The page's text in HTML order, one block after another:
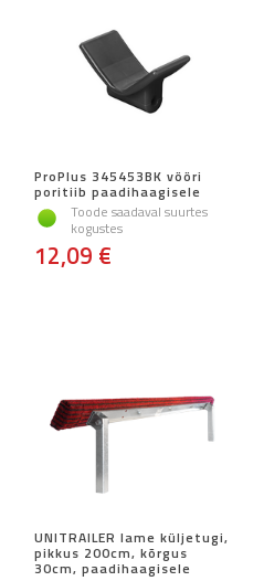
ProPlus 345453BK vööri
poritiib paadihaagisele
Toode saadaval suurtes
kogustes
12,09 €
UNITRAILER lame küljetugi,
pikkus 200cm, kõrgus
30cm, paadihaagisele